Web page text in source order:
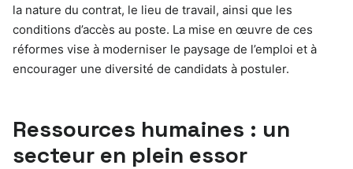
la nature du contrat, le lieu de travail, ainsi que les
conditions d’accès au poste. La mise en œuvre de ces
réformes vise à moderniser le paysage de l’emploi et à
encourager une diversité de candidats à postuler.
Ressources humaines : un
secteur en plein essor